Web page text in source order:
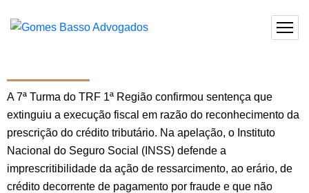
A 7ª Turma do TRF 1ª Região confirmou sentença que
extinguiu a execução fiscal em razão do reconhecimento da
prescrição do crédito tributário. Na apelação, o Instituto
Nacional do Seguro Social (INSS) defende a
imprescritibilidade da ação de ressarcimento, ao erário, de
crédito decorrente de pagamento por fraude e que não